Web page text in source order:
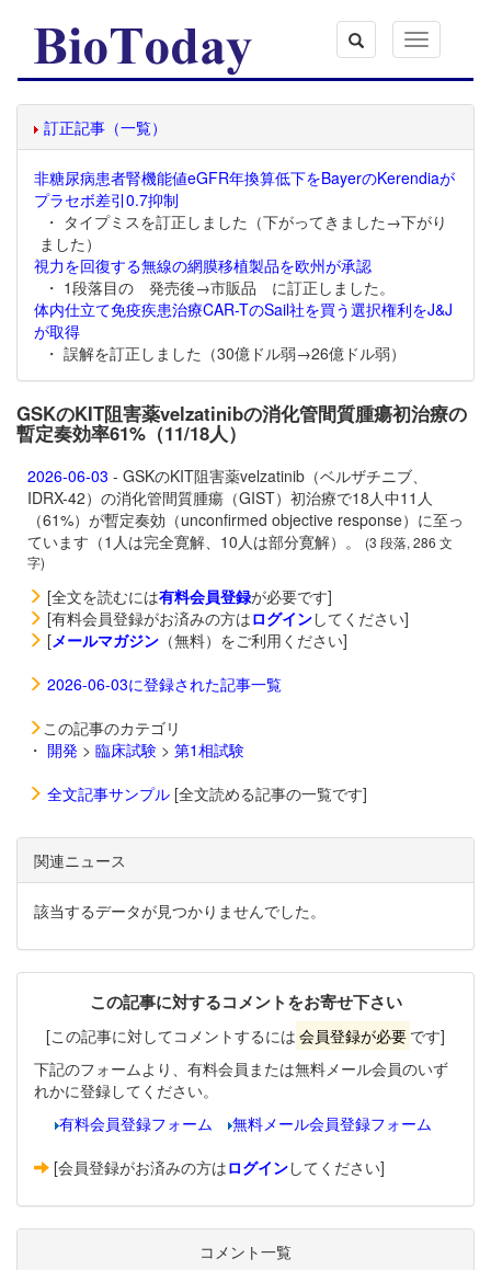
Toggle
navigation
訂正記事（一覧）
非糖尿病患者腎機能値eGFR年換算低下をBayerのKerendiaが
プラセボ差引0.7抑制
・ タイプミスを訂正しました（下がってきました→下がり
ました）
視力を回復する無線の網膜移植製品を欧州が承認
・ 1段落目の 発売後→市販品 に訂正しました。
体内仕立て免疫疾患治療CAR-TのSail社を買う選択権利をJ&J
が取得
・ 誤解を訂正しました（30億ドル弱→26億ドル弱）
GSKのKIT阻害薬velzatinibの消化管間質腫瘍初治療の
暫定奏効率61%（11/18人）
2026-06-03 - GSKのKIT阻害薬velzatinib（ベルザチニブ、
IDRX-42）の消化管間質腫瘍（GIST）初治療で18人中11人
（61%）が暫定奏効（unconfirmed objective response）に至っ
ています（1人は完全寛解、10人は部分寛解）。
(3 段落, 286 文
字)
[全文を読むには有料会員登録が必要です]
[有料会員登録がお済みの方はログインしてください]
[メールマガジン （無料）をご利用ください]
2026-06-03に登録された記事一覧
この記事のカテゴリ
・ 開発 > 臨床試験 > 第1相試験
全文記事サンプル [全文読める記事の一覧です]
関連ニュース
該当するデータが見つかりませんでした。
この記事に対するコメントをお寄せ下さい
[この記事に対してコメントするには 会員登録が必要 です]
下記のフォームより、有料会員または無料メール会員のいず
れかに登録してください。
有料会員登録フォーム
無料メール会員登録フォーム
[会員登録がお済みの方はログインしてください]
コメント一覧